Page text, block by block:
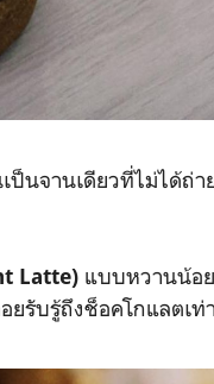
ป็นจานเดียวที่ไม่ได้ถ่
Latte) แบบหวานน้อย
รับรู้ถึงช็อคโกแลตเท่